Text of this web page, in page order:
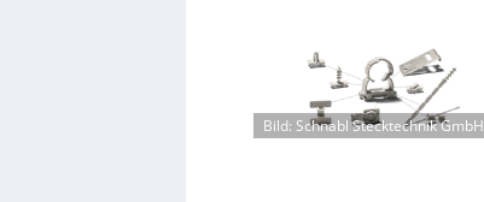
Bild: Schnabl Stecktechnik GmbH